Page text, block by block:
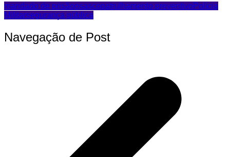
mandado de prisãoosascopatrulhamento preventivo Polícia
Militarsegurança pública
Navegação de Post